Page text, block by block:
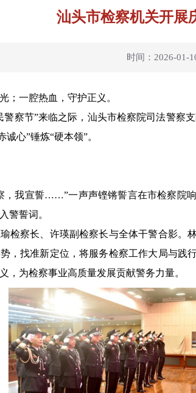
汕头市检察机关开展
时间：2026-
一腔热血，守护正义。
节”来临之际，汕头市检察院司法警察支
诚心”锤炼“硬本领”。
我宣誓……”一声声铿锵誓言在市检察院响
警誓词。
察长、许瑛副检察长与全体干警合影。
，找准新定位，将服务检察工作大局与践
，为检察事业高质量发展贡献警务力量。